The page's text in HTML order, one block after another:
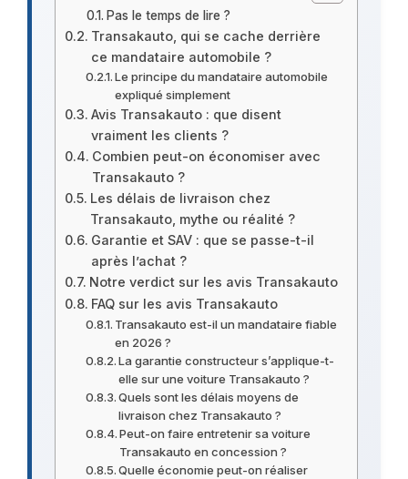
Pas le temps de lire ?
Transakauto, qui se cache derrière
ce mandataire automobile ?
Le principe du mandataire automobile
expliqué simplement
Avis Transakauto : que disent
vraiment les clients ?
Combien peut-on économiser avec
Transakauto ?
Les délais de livraison chez
Transakauto, mythe ou réalité ?
Garantie et SAV : que se passe-t-il
après l’achat ?
Notre verdict sur les avis Transakauto
FAQ sur les avis Transakauto
Transakauto est-il un mandataire fiable
en 2026 ?
La garantie constructeur s’applique-t-
elle sur une voiture Transakauto ?
Quels sont les délais moyens de
livraison chez Transakauto ?
Peut-on faire entretenir sa voiture
Transakauto en concession ?
Quelle économie peut-on réaliser